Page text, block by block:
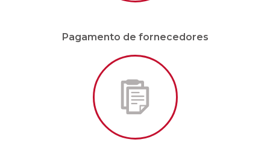
Envio e recebimento de boletos em formato
digital